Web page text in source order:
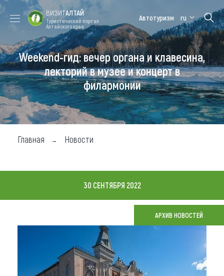
Форум VISIT
ALTAI
Цветение
маральника
Медицинский
форум
Алтайская
зимовка
Туры
Где побывать
Чем заняться
Карта
Что привезти (сувениры)
О регионе
ВИЗИТАЛТАЙ
Туристический портал
Алтайского края
Автотуризм ru
Weekend-гид: вечер органа и клавесина,
лекторий в музее и концерт в
филармонии
Главная Новости
30 СЕНТЯБРЯ 2022
АРХИВ НОВОСТЕЙ